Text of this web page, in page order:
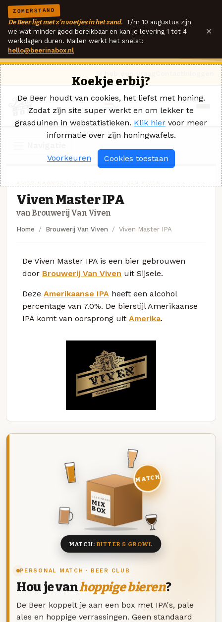
ZOMERSTAND
De Beer ligt met z'n voetjes in het zand. T/m 10 augustus zijn
we wat minder goed bereikbaar en kan je levering 1 tot 4
werkdagen duren. Mailen werkt het snelst:
hello@beerinabox.nl
×
Viven Master IPA
van Brouwerij Van Viven
Home Brouwerij Van Viven Viven Master IPA
De Viven Master IPA is een bier gebrouwen
door Brouwerij Van Viven uit Sijsele.
Deze Amerikaanse IPA heeft een alcohol
percentage van 7.0%. De bierstijl Amerikaanse
IPA komt van oorsprong uit Amerika.
PERSONAL MATCH · BEER CLUB
Hou je vanhoppige bieren?
De Beer koppelt je aan een box met IPA's, pale
ales en hoppige verrassingen. Geen standaard
DEZE MAAND
MIX
BOX
8 BIEREN
MATCH
MATCH: BITTER & GROWL
Koekje erbij?
De Beer houdt van cookies, het liefst met honing.
Zodat zijn site super werkt en om lekker te
grasduinen in webstatistieken. Klik hier voor meer
informatie over zijn honingwafels.
Voorkeuren Cookies toestaan